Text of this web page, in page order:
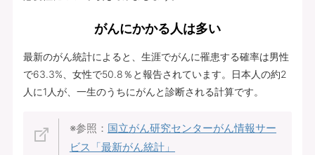
がんにかかる人は多い
最新のがん統計によると、生涯でがんに罹患する確率は男性
で63.3%、女性で50.8％と報告されています。日本人の約2
人に1人が、一生のうちにがんと診断される計算です。
※参照： 国立がん研究センターがん情報サー
ビス「最新がん統計」